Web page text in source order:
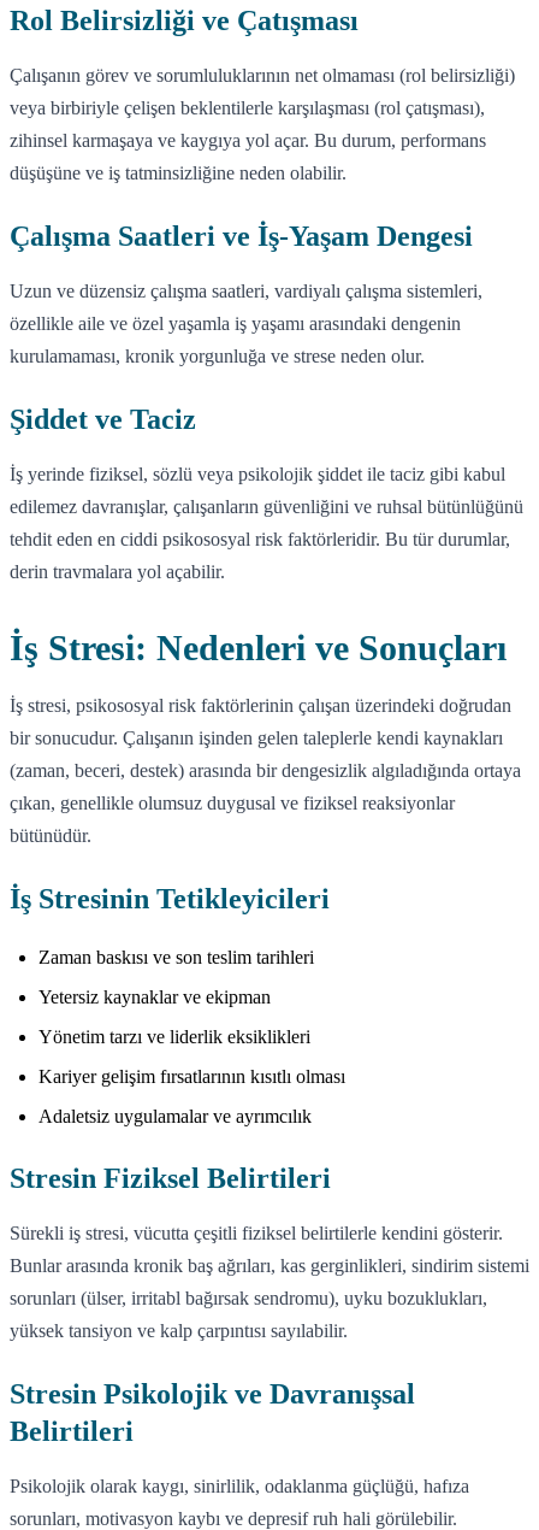
Rol Belirsizliği ve Çatışması
Çalışanın görev ve sorumluluklarının net olmaması (rol belirsizliği)
veya birbiriyle çelişen beklentilerle karşılaşması (rol çatışması),
zihinsel karmaşaya ve kaygıya yol açar. Bu durum, performans
düşüşüne ve iş tatminsizliğine neden olabilir.
Çalışma Saatleri ve İş-Yaşam Dengesi
Uzun ve düzensiz çalışma saatleri, vardiyalı çalışma sistemleri,
özellikle aile ve özel yaşamla iş yaşamı arasındaki dengenin
kurulamaması, kronik yorgunluğa ve strese neden olur.
Şiddet ve Taciz
İş yerinde fiziksel, sözlü veya psikolojik şiddet ile taciz gibi kabul
edilemez davranışlar, çalışanların güvenliğini ve ruhsal bütünlüğünü
tehdit eden en ciddi psikososyal risk faktörleridir. Bu tür durumlar,
derin travmalara yol açabilir.
İş Stresi: Nedenleri ve Sonuçları
İş stresi, psikososyal risk faktörlerinin çalışan üzerindeki doğrudan
bir sonucudur. Çalışanın işinden gelen taleplerle kendi kaynakları
(zaman, beceri, destek) arasında bir dengesizlik algıladığında ortaya
çıkan, genellikle olumsuz duygusal ve fiziksel reaksiyonlar
bütünüdür.
İş Stresinin Tetikleyicileri
Zaman baskısı ve son teslim tarihleri
Yetersiz kaynaklar ve ekipman
Yönetim tarzı ve liderlik eksiklikleri
Kariyer gelişim fırsatlarının kısıtlı olması
Adaletsiz uygulamalar ve ayrımcılık
Stresin Fiziksel Belirtileri
Sürekli iş stresi, vücutta çeşitli fiziksel belirtilerle kendini gösterir.
Bunlar arasında kronik baş ağrıları, kas gerginlikleri, sindirim sistemi
sorunları (ülser, irritabl bağırsak sendromu), uyku bozuklukları,
yüksek tansiyon ve kalp çarpıntısı sayılabilir.
Stresin Psikolojik ve Davranışsal
Belirtileri
Psikolojik olarak kaygı, sinirlilik, odaklanma güçlüğü, hafıza
sorunları, motivasyon kaybı ve depresif ruh hali görülebilir.